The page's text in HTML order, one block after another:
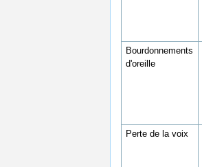
Bourdonnements
d'oreille
Perte de la voix